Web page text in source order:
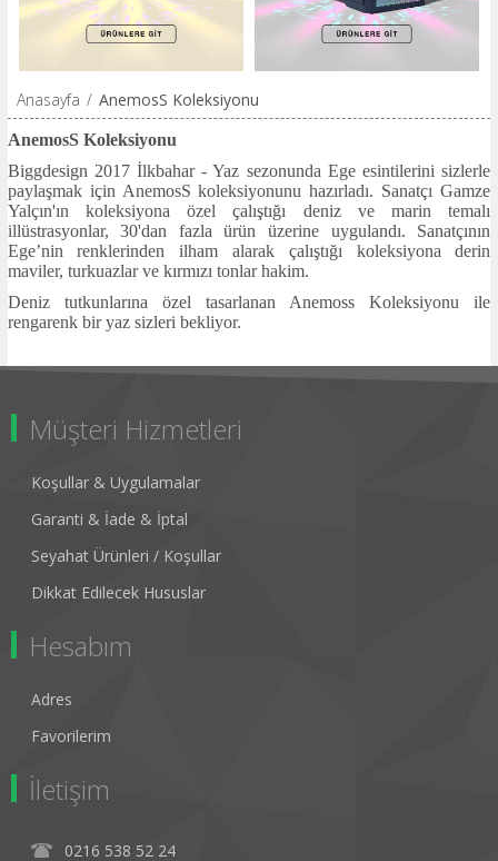
Anasayfa / AnemosS Koleksiyonu
AnemosS Koleksiyonu
Biggdesign 2017 İlkbahar - Yaz sezonunda Ege esintilerini sizlerle
paylaşmak için AnemosS koleksiyonunu hazırladı. Sanatçı Gamze
Yalçın'ın koleksiyona özel çalıştığı deniz ve marin temalı
illüstrasyonlar, 30'dan fazla ürün üzerine uygulandı. Sanatçının
Ege’nin renklerinden ilham alarak çalıştığı koleksiyona derin
maviler, turkuazlar ve kırmızı tonlar hakim.
Deniz tutkunlarına özel tasarlanan Anemoss Koleksiyonu ile
rengarenk bir yaz sizleri bekliyor.
Müşteri Hizmetleri
Koşullar & Uygulamalar
Garanti & İade & İptal
Seyahat Ürünleri / Koşullar
Dikkat Edilecek Hususlar
Hesabım
Adres
Favorilerim
İletişim
0216 538 52 24